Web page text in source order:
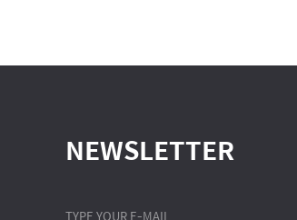
NEWSLETTER
TYPE YOUR E-MAIL